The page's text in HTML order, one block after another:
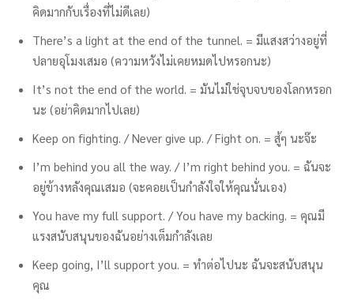
คิดมากกับเรื่องที่ไม่ดีเลย)
There’s a light at the end of the tunnel. = มีแสงสว่างอยู่ที่
ปลายอุโมงเสมอ (ความหวังไม่เคยหมดไปหรอกนะ)
It’s not the end of the world. = มันไม่ใช่จุบจบของโลกหรอก
นะ (อย่าคิดมากไปเลย)
Keep on fighting. / Never give up. / Fight on. = สู้ๆ นะจ๊ะ
I’m behind you all the way. / I’m right behind you. = ฉันจะ
อยู่ข้างหลังคุณเสมอ (จะคอยเป็นกำลังใจให้คุณนั่นเอง)
You have my full support. / You have my backing. = คุณมี
แรงสนับสนุนของฉันอย่างเต็มกำลังเลย
Keep going, I’ll support you. = ทำต่อไปนะ ฉันจะสนับสนุน
คุณ